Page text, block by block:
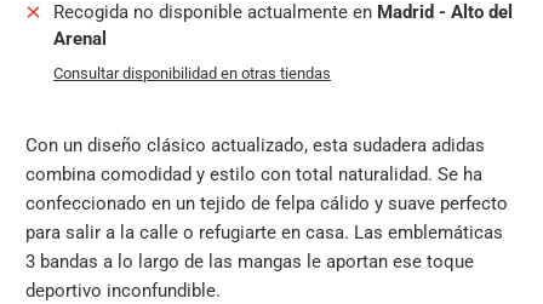
Recogida no disponible actualmente en Madrid - Alto del
Arenal
Consultar disponibilidad en otras tiendas
Con un diseño clásico actualizado, esta sudadera adidas
combina comodidad y estilo con total naturalidad. Se ha
confeccionado en un tejido de felpa cálido y suave perfecto
para salir a la calle o refugiarte en casa. Las emblemáticas
3 bandas a lo largo de las mangas le aportan ese toque
deportivo inconfundible.